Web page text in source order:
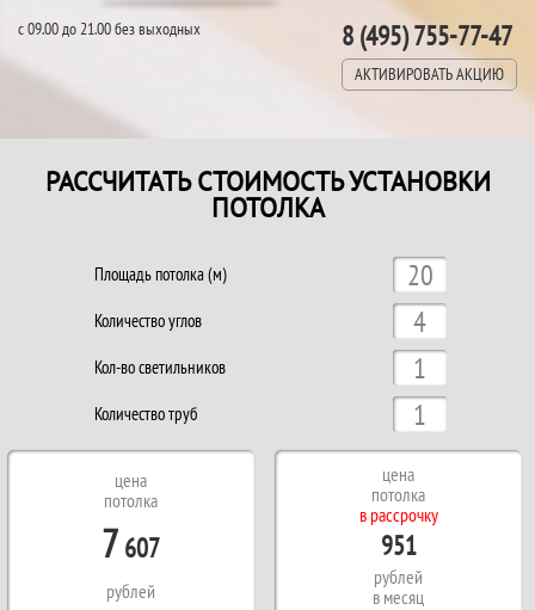
с 09.00 до 21.00 без выходных 8 (495) 755-77-47
АКТИВИРОВАТЬ АКЦИЮ
РАССЧИТАТЬ СТОИМОСТЬ УСТАНОВКИ
ПОТОЛКА
Площадь потолка (м)
Количество углов
Кол-во светильников
Количество труб
цена
потолка
7 607
рублей
цена
потолка
в рассрочку
951
рублей
в месяц